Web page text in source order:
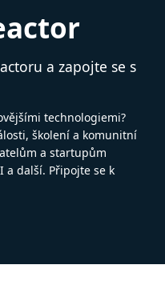
a zapojte se s
technologiemi?
školení a komunitní
a startupům
a další. Připojte se k